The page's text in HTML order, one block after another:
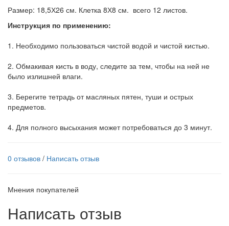
Размер: 18,5Х26 см. Клетка 8Х8 см. всего 12 листов.
Инструкция по применению:
1. Необходимо пользоваться чистой водой и чистой кистью.
2. Обмакивая кисть в воду, следите за тем, чтобы на ней не
было излишней влаги.
3. Берегите тетрадь от масляных пятен, туши и острых
предметов.
4. Для полного высыхания может потребоваться до 3 минут.
0 отзывов / Написать отзыв
Мнения покупателей
Написать отзыв